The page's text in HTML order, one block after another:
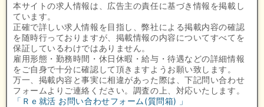
本サイトの求人情報は、広告主の責任に基づき情報を掲載し
ています。
正確で詳しい求人情報を目指し、弊社による掲載内容の確認
を随時行っておりますが、掲載情報の内容についてすべてを
保証しているわけではありません。
雇用形態・勤務時間・休日休暇・給与・待遇などの詳細情報
をご自身で十分に確認して頂きますようお願い致します。
万一、掲載内容と事実に相違があった際は、下記問い合わせ
フォームよりご連絡ください。調査の上、対応いたします。
「Ｒｅ就活 お問い合わせフォーム(質問箱) 」